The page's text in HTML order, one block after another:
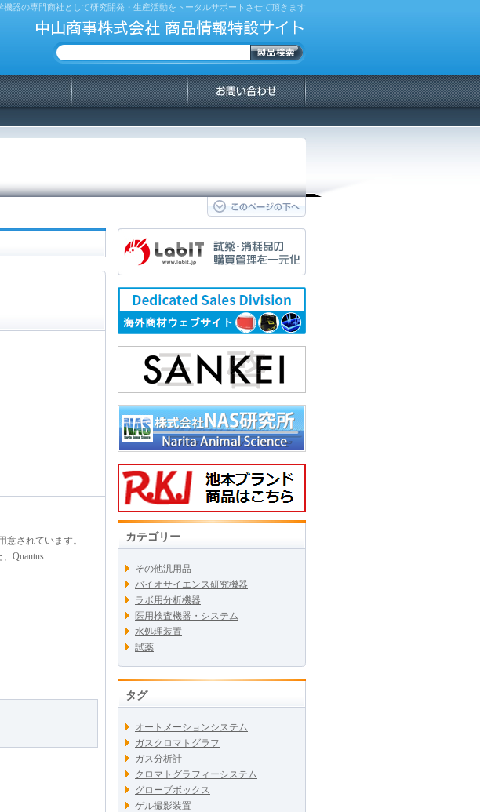
器の専門商社として研究開発・生産活動をトータルサポートさせて頂きます
中山商事株式会社 商品情報特設サイト
されています。
Quantus
カテゴリー
その他汎用品
バイオサイエンス研究機器
ラボ用分析機器
医用検査機器・システム
水処理装置
試薬
タグ
オートメーションシステム
ガスクロマトグラフ
ガス分析計
クロマトグラフィーシステム
グローブボックス
ゲル撮影装置